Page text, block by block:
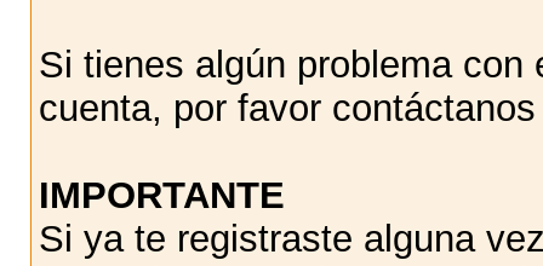
Si tienes algún problema
cuenta, por favor
IMPORTANTE
Si ya te registraste alguna